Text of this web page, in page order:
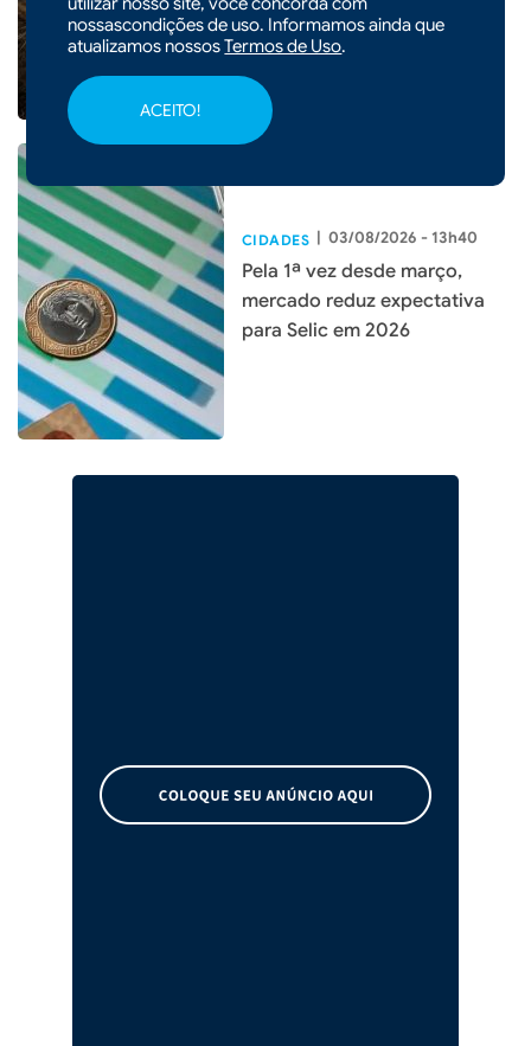
nossascondições de uso. Informamos ainda que
atualizamos nossosTermos de Uso.
ACEITO!
CIDADES 03/08/2026 - 13h40
Pela 1ª vez desde março,
mercado reduz expectativa
para Selic em 2026